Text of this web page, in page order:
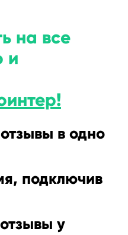
на все
и
в одно
подключив
у